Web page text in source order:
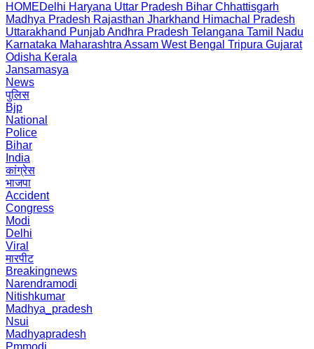
HOMEDelhi Haryana Uttar Pradesh Bihar Chhattisgarh
Madhya Pradesh Rajasthan Jharkhand Himachal Pradesh
Uttarakhand PunjabAndhra Pradesh Telangana Tamil Nadu
Karnataka Maharashtra Assam West Bengal Tripura Gujarat
Odisha Kerala
Jansamasya
News
पुलिस
Bjp
National
Police
Bihar
India
कांग्रेस
भाजपा
Accident
Congress
Modi
Delhi
Viral
मारपीट
Breakingnews
Narendramodi
Nitishkumar
Madhya_pradesh
Nsui
Madhyapradesh
Pmmodi